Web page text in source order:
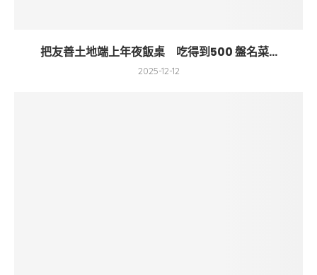
把友善土地端上年夜飯桌 吃得到500 盤名菜...
2025-12-12